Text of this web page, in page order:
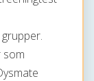
som